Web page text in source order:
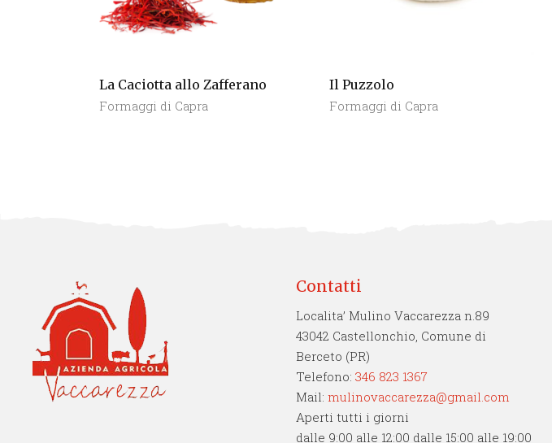
La Caciotta allo Zafferano
Formaggi di Capra
Il Puzzolo
Formaggi di Capra
Contatti
Localita’ Mulino Vaccarezza n.89
43042 Castellonchio, Comune di
Berceto (PR)
Telefono: 346 823 1367
Mail: mulinovaccarezza@gmail.com
Aperti tutti i giorni
dalle 9:00 alle 12:00 dalle 15:00 alle 19:00